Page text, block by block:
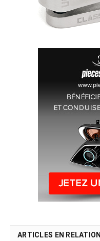
ARTICLES EN RELATION